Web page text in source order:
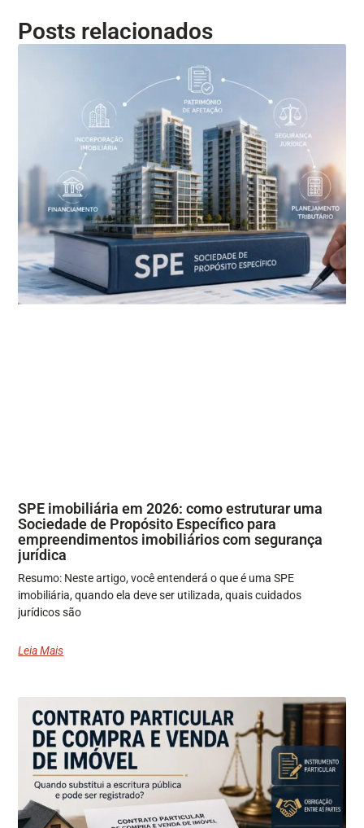
Posts relacionados
SPE imobiliária em 2026: como estruturar uma
Sociedade de Propósito Específico para
empreendimentos imobiliários com segurança
jurídica
Resumo: Neste artigo, você entenderá o que é uma SPE
imobiliária, quando ela deve ser utilizada, quais cuidados
jurídicos são
Leia Mais